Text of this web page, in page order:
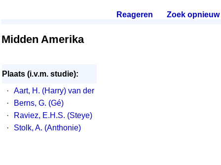
Reageren Zoek opnieuw.
Midden Amerika
Plaats (i.v.m. studie):
·
Aart, H. (Harry) van der
·
Berns, G. (Gé)
·
Raviez, E.H.S. (Steye)
·
Stolk, A. (Anthonie)